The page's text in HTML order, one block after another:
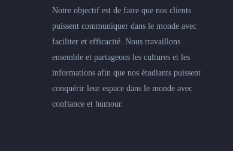
Notre objectif est de faire que nos clients
puissent communiquer dans le monde avec
faciliter et efficacité. Nous travaillons
ensemble et partageons les cultures et les
informations afin que nos étudiants puissent
conquérir leur espace dans le monde avec
confiance et humour.